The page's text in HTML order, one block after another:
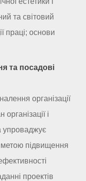
та світовий
праці; основи
та посадові
організації
і
упроваджує
метою підвищення
проектів